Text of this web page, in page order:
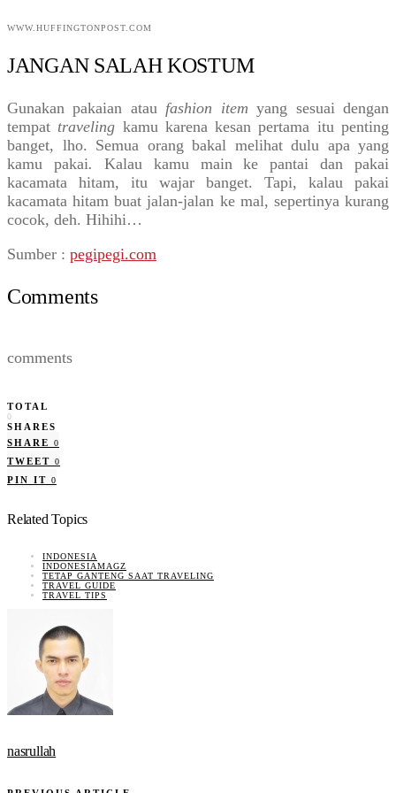
WWW.HUFFINGTONPOST.COM
JANGAN SALAH KOSTUM
Gunakan pakaian atau fashion item yang sesuai dengan
tempat traveling kamu karena kesan pertama itu penting
banget, lho. Semua orang bakal melihat dulu apa yang
kamu pakai. Kalau kamu main ke pantai dan pakai
kacamata hitam, itu wajar banget. Tapi, kalau pakai
kacamata hitam buat jalan-jalan ke mal, sepertinya kurang
cocok, deh. Hihihi…
Sumber : pegipegi.com
Comments
comments
TOTAL
0
SHARES
SHARE
0
TWEET 0
PIN IT 0
Related Topics
INDONESIA
INDONESIAMAGZ
TETAP GANTENG SAAT TRAVELING
TRAVEL GUIDE
TRAVEL TIPS
nasrullah